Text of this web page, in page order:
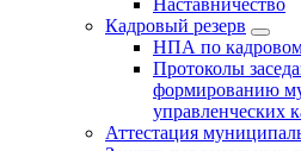
Наставничество
Кадровый резерв
НПА по
Протоколы
формированию
управленческих
Аттестация